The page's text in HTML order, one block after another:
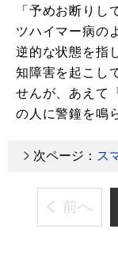
「予めお断りし
ツハイマー病の
逆的な状態を指
知障害を起こし
せんが、あえて
の人に警鐘を鳴
次ページ： ス
前へ